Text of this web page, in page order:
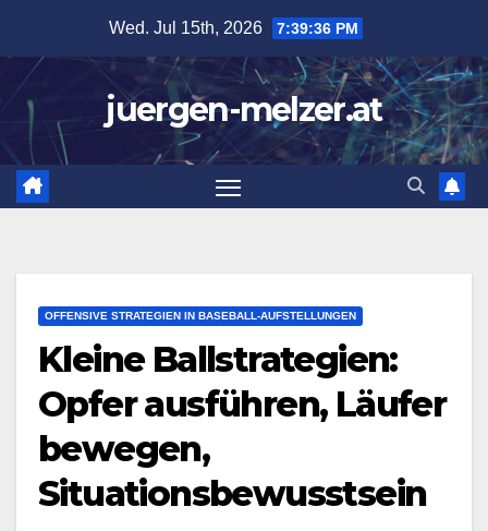
content
Wed. Jul 15th, 2026 7:39:38 PM
juergen-melzer.at
OFFENSIVE STRATEGIEN IN BASEBALL-AUFSTELLUNGEN
Kleine Ballstrategien:
Opfer ausführen, Läufer
bewegen,
Situationsbewusstsein